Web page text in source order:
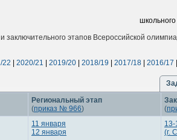
заключительного этапов Всероссийской
22 2020/21 2019/20 2018/19 2017/18 2016/17
Региональный этап
(приказ № 966)
(
11 января
12 января
13-
(г.